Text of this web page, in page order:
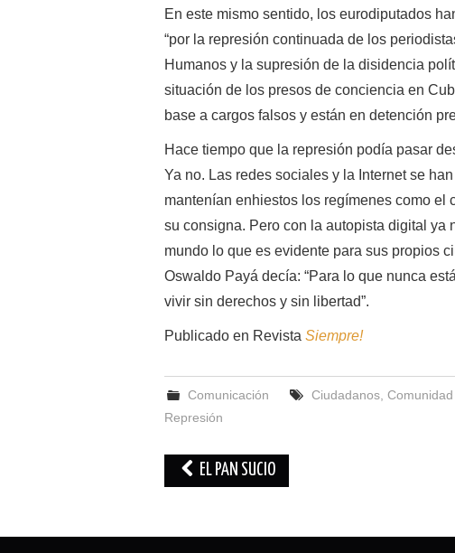
En este mismo sentido, los eurodiputados
“por la represión continuada de los
Humanos y la supresión de la disidencia
situación de los presos de conciencia en
base a cargos falsos y están en detención
Hace tiempo que la represión podía pasar
Ya no. Las redes sociales y la Internet se
mantenían enhiestos los regímenes como el
su consigna. Pero con la autopista digital ya
mundo lo que es evidente para sus propios
Oswaldo Payá decía: “Para lo que nunca
vivir sin derechos y sin libertad”.
Publicado en Revista Siempre!
Comunicación Ciudadanos,
Represión
Navegación
de
EL PAN SUCIO